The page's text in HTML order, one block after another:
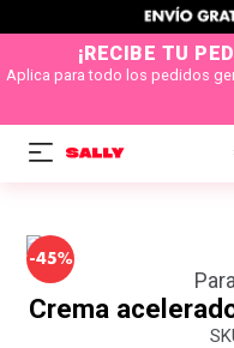
¡RECIBE TU
Aplica para todo los pedidos
-45%
Crema